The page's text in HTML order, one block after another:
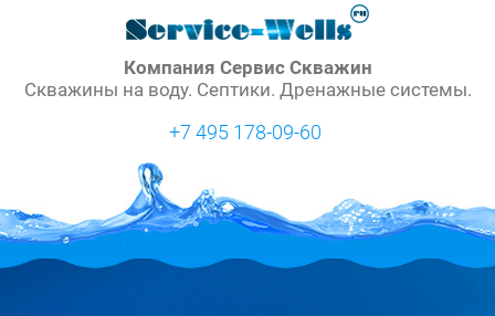
Компания Сервис Скважин
Скважины на воду. Септики. Дренажные системы.
+7 495 178-09-60